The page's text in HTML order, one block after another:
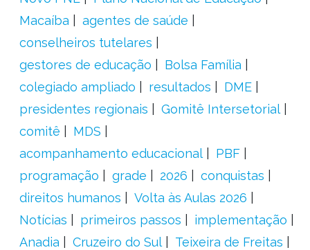
Macaíba
agentes de saúde
conselheiros tutelares
gestores de educação
Bolsa Família
colegiado ampliado
resultados
DME
presidentes regionais
Gomitê Intersetorial
comitê
MDS
acompanhamento educacional
PBF
programação
grade 2026
conquistas
direitos humanos
Volta às Aulas 2026
Notícias
primeiros passos
implementação
Anadia
Cruzeiro do Sul
Teixeira de Freitas